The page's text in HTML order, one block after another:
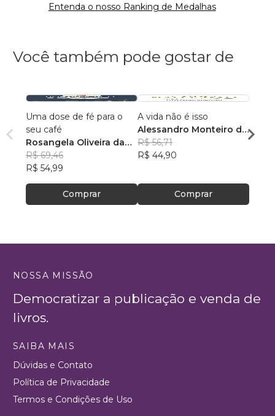
Entenda o nosso Ranking de Medalhas
Você também pode gostar de
Uma dose de fé para o
seu café
Rosangela Oliveira da
Silva
R$ 69,46
R$ 54,99
Comprar
A vida não é isso
Alessandro Monteiro de
Menezes
R$ 56,71
R$ 44,90
Comprar
R$
NOSSA MISSÃO
Democratizar a publicação e venda de
livros.
SAIBA MAIS
Dúvidas e Contato
Política de Privacidade
Termos e Condições de Uso